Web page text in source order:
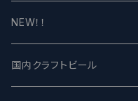
NEW！！
国内クラフトビール